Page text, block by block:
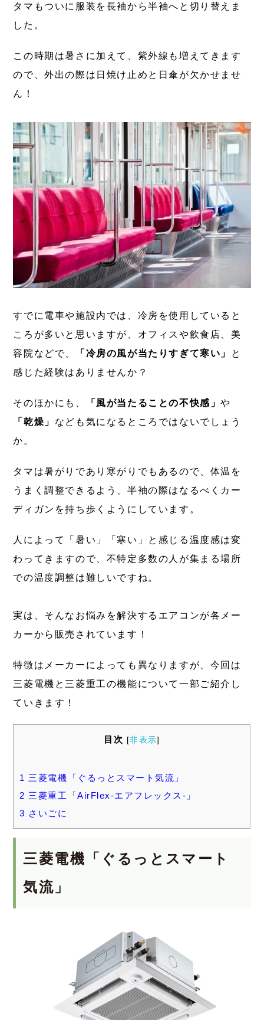
タマもついに服装を長袖から半袖へと切り替えま
した。
この時期は暑さに加えて、紫外線も増えてきます
ので、外出の際は日焼け止めと日傘が欠かせませ
ん！
すでに電車や施設内では、冷房を使用していると
ころが多いと思いますが、オフィスや飲食店、美
容院などで、
「冷房の風が当たりすぎて寒い」
と
感じた経験はありませんか？
そのほかにも、 「風が当たることの不快感」や
「乾燥」 なども気になるところではないでしょう
か。
タマは暑がりであり寒がりでもあるので、体温を
うまく調整できるよう、半袖の際はなるべくカー
ディガンを持ち歩くようにしています。
人によって「暑い」「寒い」と感じる温度感は変
わってきますので、不特定多数の人が集まる場所
での温度調整は難しいですね。
実は、そんなお悩みを解決するエアコンが各メー
カーから販売されています！
特徴はメーカーによっても異なりますが、今回は
三菱電機と三菱重工の機能について一部ご紹介し
ていきます！
目次 [非表示]
1 三菱電機「ぐるっとスマート気流」
2 三菱重工「AirFlex-エアフレックス-」
3 さいごに
三菱電機「ぐるっとスマート
気流」